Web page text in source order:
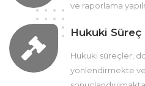
ve raporlama
Hukuki
Hukuki süreçler,
yönlendirmekte